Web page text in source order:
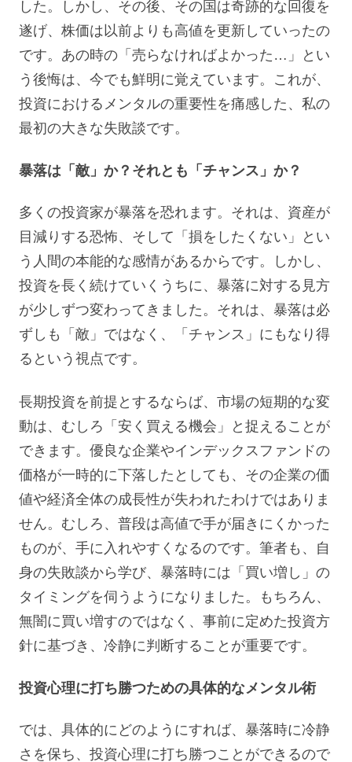
した。しかし、その後、その国は奇跡的な回復を
遂げ、株価は以前よりも高値を更新していったの
です。あの時の「売らなければよかった…」とい
う後悔は、今でも鮮明に覚えています。これが、
投資におけるメンタルの重要性を痛感した、私の
最初の大きな失敗談です。
暴落は「敵」か？それとも「チャンス」か？
多くの投資家が暴落を恐れます。それは、資産が
目減りする恐怖、そして「損をしたくない」とい
う人間の本能的な感情があるからです。しかし、
投資を長く続けていくうちに、暴落に対する見方
が少しずつ変わってきました。それは、暴落は必
ずしも「敵」ではなく、「チャンス」にもなり得
るという視点です。
長期投資を前提とするならば、市場の短期的な変
動は、むしろ「安く買える機会」と捉えることが
できます。優良な企業やインデックスファンドの
価格が一時的に下落したとしても、その企業の価
値や経済全体の成長性が失われたわけではありま
せん。むしろ、普段は高値で手が届きにくかった
ものが、手に入れやすくなるのです。筆者も、自
身の失敗談から学び、暴落時には「買い増し」の
タイミングを伺うようになりました。もちろん、
無闇に買い増すのではなく、事前に定めた投資方
針に基づき、冷静に判断することが重要です。
投資心理に打ち勝つための具体的なメンタル術
では、具体的にどのようにすれば、暴落時に冷静
さを保ち、投資心理に打ち勝つことができるので